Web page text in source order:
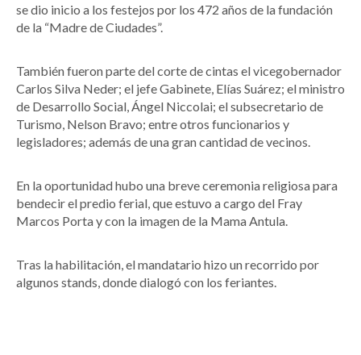
se dio inicio a los festejos por los 472 años de la fundación
de la “Madre de Ciudades”.
También fueron parte del corte de cintas el vicegobernador
Carlos Silva Neder; el jefe Gabinete, Elías Suárez; el ministro
de Desarrollo Social, Ángel Niccolai; el subsecretario de
Turismo, Nelson Bravo; entre otros funcionarios y
legisladores; además de una gran cantidad de vecinos.
En la oportunidad hubo una breve ceremonia religiosa para
bendecir el predio ferial, que estuvo a cargo del Fray
Marcos Porta y con la imagen de la Mama Antula.
Tras la habilitación, el mandatario hizo un recorrido por
algunos stands, donde dialogó con los feriantes.